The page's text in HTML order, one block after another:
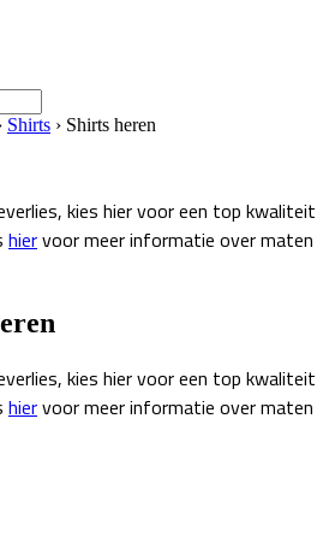
Shirts › Shirts heren
kies hier voor een top kwaliteit
hiervoor meer informatie over maten
kies hier voor een top kwaliteit
hiervoor meer informatie over maten